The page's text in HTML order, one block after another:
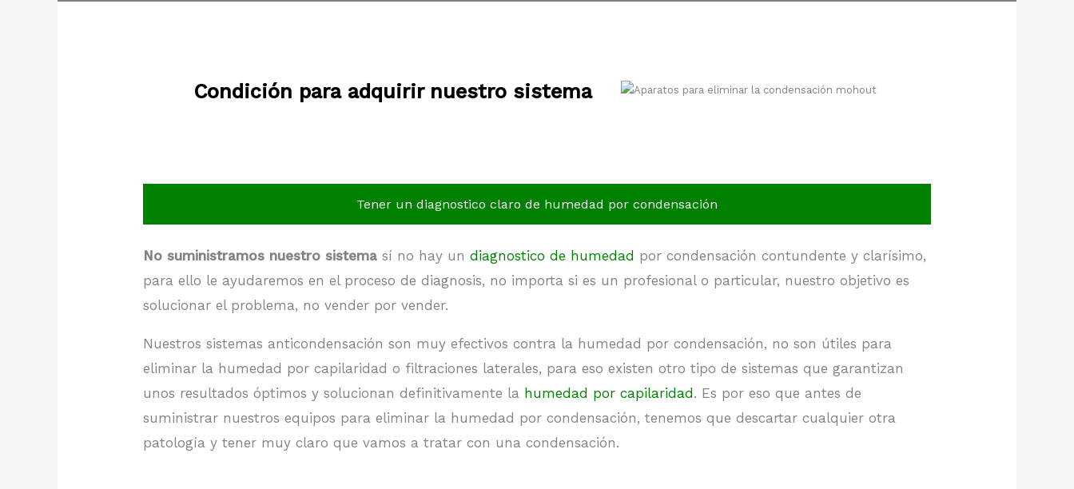
Condición para adquirir nuestro sistema
Tener un diagnostico claro de humedad por condensación
No suministramos nuestro sistema sí no hay un diagnostico de humedad por condensación contundente y clarísimo,
para ello le ayudaremos en el proceso de diagnosis, no importa si es un profesional o particular, nuestro objetivo es
solucionar el problema, no vender por vender.
Nuestros sistemas anticondensación son muy efectivos contra la humedad por condensación, no son útiles para
eliminar la humedad por capilaridad o filtraciones laterales, para eso existen otro tipo de sistemas que garantizan
unos resultados óptimos y solucionan definitivamente la humedad por capilaridad. Es por eso que antes de
suministrar nuestros equipos para eliminar la humedad por condensación, tenemos que descartar cualquier otra
patología y tener muy claro que vamos a tratar con una condensación.